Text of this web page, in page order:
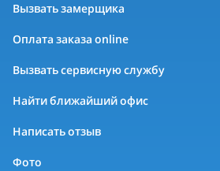
Вызвать замерщика
Оплата заказа online
Вызвать сервисную службу
Найти ближайший офис
Написать отзыв
Фото